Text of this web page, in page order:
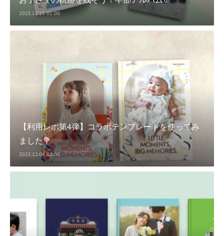
2025.12.15 01:00
【利用レポ第4弾】コラボテンプレートを使ってみ
ました💐
2025.12.04 01:00